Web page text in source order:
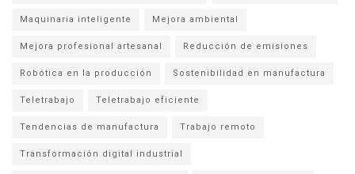
Maquinaria inteligente Mejora ambiental
Mejora profesional artesanal Reducción de emisiones
Robótica en la producción Sostenibilidad en manufactura
Teletrabajo Teletrabajo eficiente
Tendencias de manufactura Trabajo remoto
Transformación digital industrial